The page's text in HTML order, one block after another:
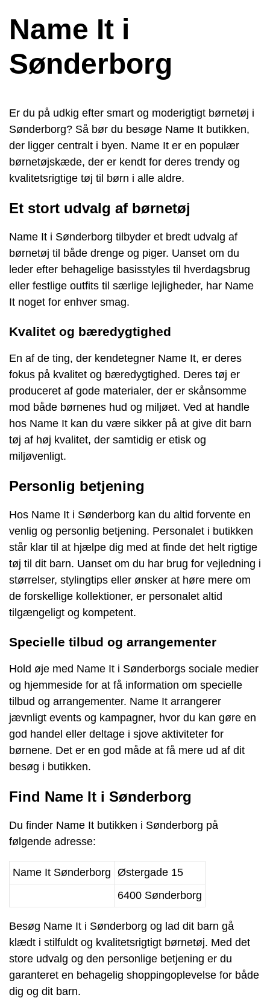
Name It i
Sønderborg
Er du på udkig efter smart og moderigtigt børnetøj i
Sønderborg? Så bør du besøge Name It butikken,
der ligger centralt i byen. Name It er en populær
børnetøjskæde, der er kendt for deres trendy og
kvalitetsrigtige tøj til børn i alle aldre.
Et stort udvalg af børnetøj
Name It i Sønderborg tilbyder et bredt udvalg af
børnetøj til både drenge og piger. Uanset om du
leder efter behagelige basisstyles til hverdagsbrug
eller festlige outfits til særlige lejligheder, har Name
It noget for enhver smag.
Kvalitet og bæredygtighed
En af de ting, der kendetegner Name It, er deres
fokus på kvalitet og bæredygtighed. Deres tøj er
produceret af gode materialer, der er skånsomme
mod både børnenes hud og miljøet. Ved at handle
hos Name It kan du være sikker på at give dit barn
tøj af høj kvalitet, der samtidig er etisk og
miljøvenligt.
Personlig betjening
Hos Name It i Sønderborg kan du altid forvente en
venlig og personlig betjening. Personalet i butikken
står klar til at hjælpe dig med at finde det helt rigtige
tøj til dit barn. Uanset om du har brug for vejledning i
størrelser, stylingtips eller ønsker at høre mere om
de forskellige kollektioner, er personalet altid
tilgængeligt og kompetent.
Specielle tilbud og arrangementer
Hold øje med Name It i Sønderborgs sociale medier
og hjemmeside for at få information om specielle
tilbud og arrangementer. Name It arrangerer
jævnligt events og kampagner, hvor du kan gøre en
god handel eller deltage i sjove aktiviteter for
børnene. Det er en god måde at få mere ud af dit
besøg i butikken.
Find Name It i Sønderborg
Du finder Name It butikken i Sønderborg på
følgende adresse:
Name It Sønderborg Østergade 15
6400 Sønderborg
Besøg Name It i Sønderborg og lad dit barn gå
klædt i stilfuldt og kvalitetsrigtigt børnetøj. Med det
store udvalg og den personlige betjening er du
garanteret en behagelig shoppingoplevelse for både
dig og dit barn.